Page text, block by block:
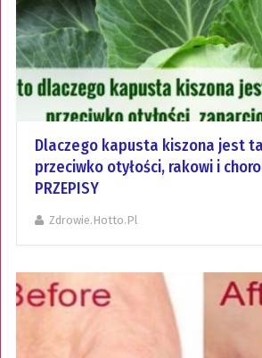
Dlaczego kapusta kiszona jest
przeciwko otyłości, rakowi i
PRZEPISY
Zdrowie.hotto.pl